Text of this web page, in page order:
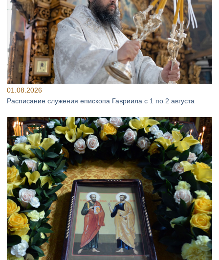
01.08.2026
Расписание служения епископа Гавриила с 1 по 2 августа